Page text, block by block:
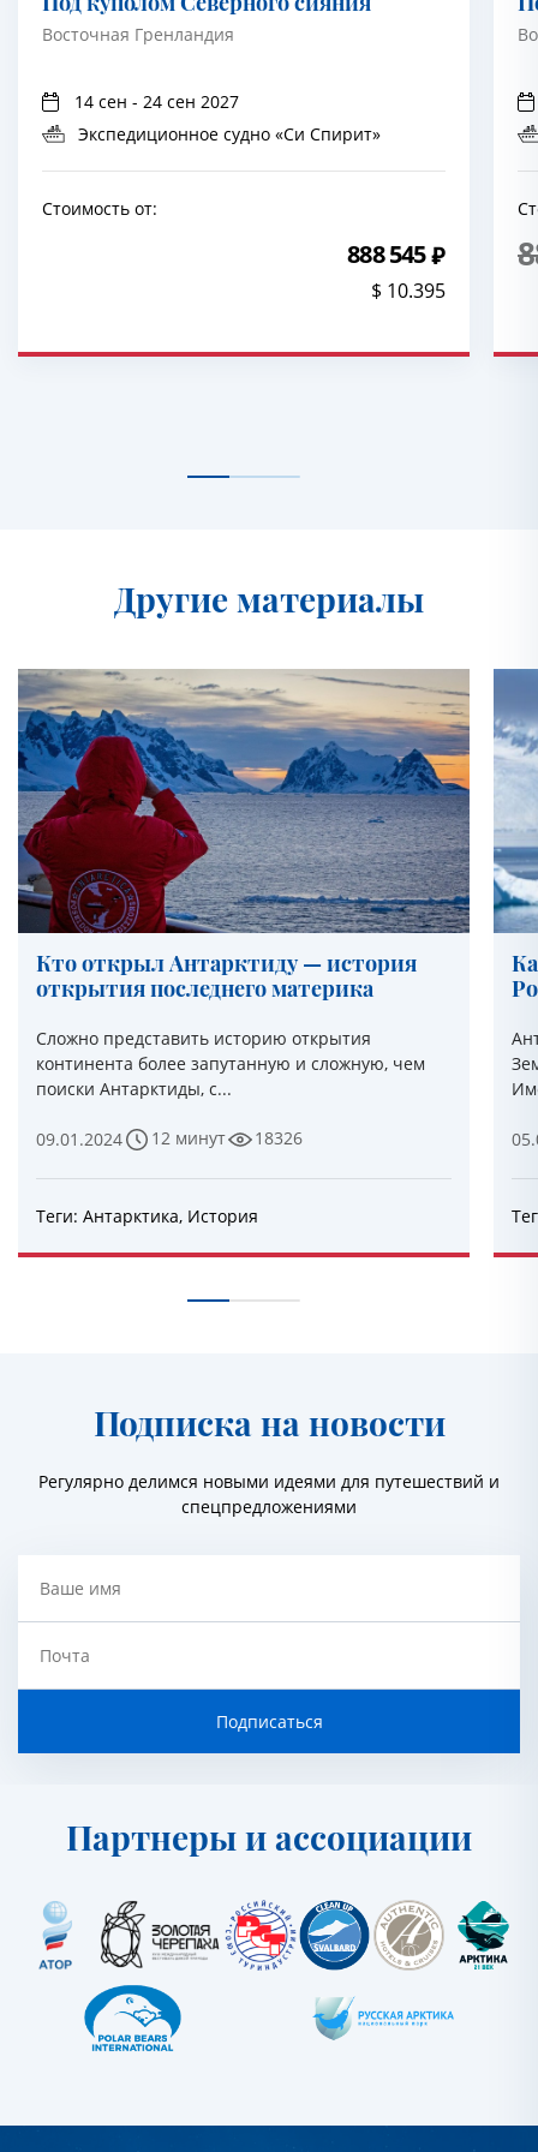
Восточная Гренландия
14 сен - 24 сен 2027
Экспедиционное судно «Си Спирит»
Стоимость от:
888 545
$ 10.395
Другие материалы
Кто открыл Антарктиду — история
открытия последнего материка
Сложно представить историю открытия
континента более запутанную и сложную, чем
поиски Антарктиды, с...
09.01.2024 12 минут 18326
Теги: Антарктика, История
Подписка на новости
Регулярно делимся новыми идеями для путешествий и
спецпредложениями
Ваше имя
Почта
Подписаться
Партнеры и ассоциации